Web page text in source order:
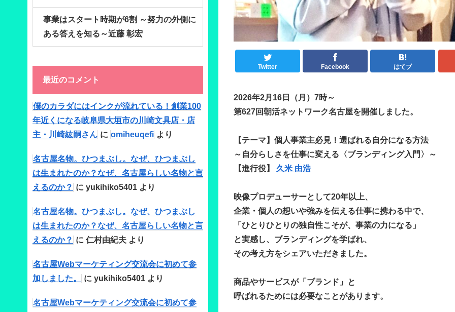
Twitter Facebook はてブ
2026年2月16日（月）7時～
第627回朝活ネットワーク名古屋を開催しました。
【テーマ】個人事業主必見！選ばれる自分になる方法
～自分らしさを仕事に変える〈ブランディング入門〉～
【進行役】 久米 由浩
映像プロデューサーとして20年以上、
企業・個人の想いや強みを伝える仕事に携わる中で、
「ひとりひとりの独自性こそが、事業の力になる」
と実感し、ブランディングを学ばれ、
その考え方をシェアいただきました。
商品やサービスが「ブランド」と
呼ばれるためには必要なことがあります。
事業はスタート時期が6割 ～努力の外側に
ある答えを知る～近藤 彰宏
最近のコメント
僕のカラダにはインクが流れている！創業100
年近くになる岐阜県大垣市の川崎文具店・店
主・川崎紘嗣さん に omiheuqefi より
名古屋名物。ひつまぶし。なぜ、ひつまぶし
は生まれたのか？なぜ、名古屋らしい名物と言
えるのか？ に yukihiko5401 より
名古屋名物。ひつまぶし。なぜ、ひつまぶし
は生まれたのか？なぜ、名古屋らしい名物と言
えるのか？ に 仁村由紀夫 より
名古屋Webマーケティング交流会に初めて参
加しました。
に yukihiko5401 より
名古屋Webマーケティング交流会に初めて参